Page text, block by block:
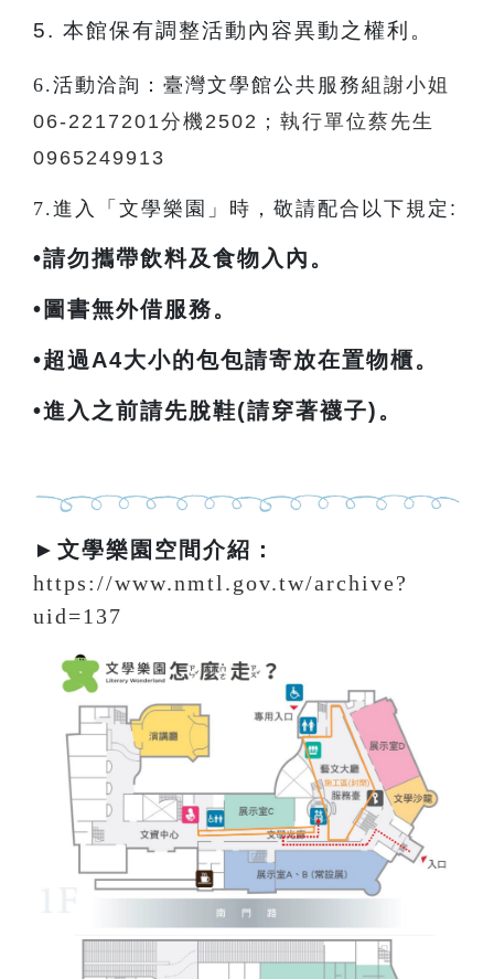
5. 本館保有調整活動內容異動之權利 。
6.活動洽詢：臺灣文學館公共服務組 謝小姐
06-2217201分機2502 ； 執行單位蔡先生
0965249913
7.進入「文學樂園」時，敬請配合以下規定:
•請勿攜帶飲料及食物入內。
•圖書無外借服務。
•超過A4大小的包包請寄放在置物櫃。
•進入之前請先脫鞋(請穿著襪子)。
►文學樂園空間介紹：
https://www.nmtl.gov.tw/archive?
uid=137